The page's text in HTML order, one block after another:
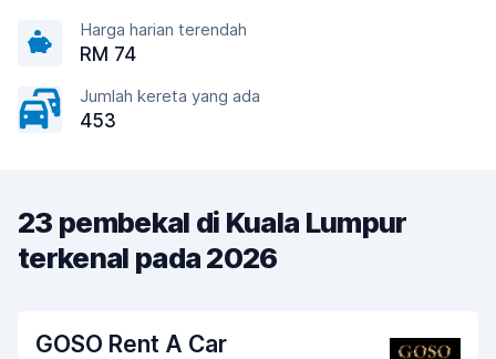
Harga harian terendah
RM 74
Jumlah kereta yang ada
453
23 pembekal di Kuala Lumpur
terkenal pada 2026
GOSO Rent A Car